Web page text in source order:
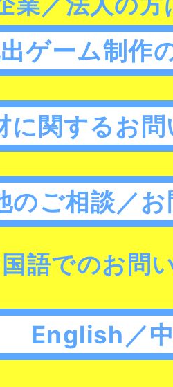
ゲーム制作
に関するお
のご相談／
語でのお問
English／